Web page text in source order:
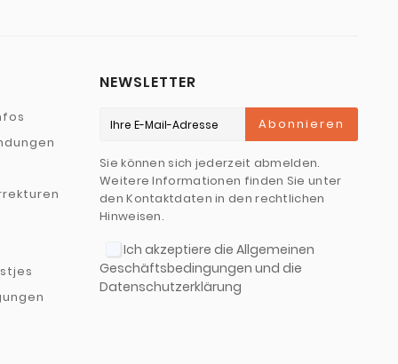
NEWSLETTER
Abonnieren
Sie können sich jederzeit abmelden.
Weitere Informationen finden Sie unter
den Kontaktdaten in den rechtlichen
Hinweisen.
Ich akzeptiere die Allgemeinen
Geschäftsbedingungen und die
Datenschutzerklärung